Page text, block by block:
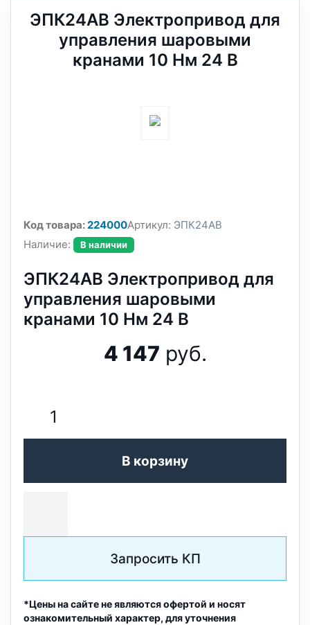
ЭПК24АВ Электропривод для
управления шаровыми
кранами 10 Нм 24 В
Код товара:224000Артикул: ЭПК24АВ
Наличие:
В наличии
ЭПК24АВ Электропривод для
управления шаровыми
кранами 10 Нм 24 В
4 147 руб.
В корзину
Запросить КП
*Цены на сайте не являются офертой и носят
ознакомительный характер, для уточнения